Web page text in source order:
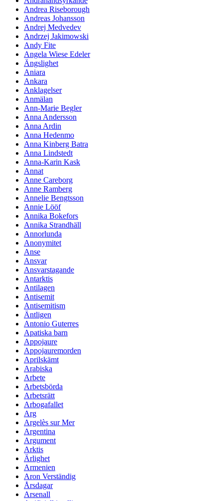
Andrea Riseborough
Andreas Johansson
Andrej Medvedev
Andrzej Jakimowski
Andy Fite
Angela Wiese Edeler
Ängslighet
Aniara
Ankara
Anklagelser
Anmälan
Ann-Marie Begler
Anna Andersson
Anna Ardin
Anna Hedenmo
Anna Kinberg Batra
Anna Lindstedt
Anna-Karin Kask
Annat
Anne Careborg
Anne Ramberg
Annelie Bengtsson
Annie Lööf
Annika Bokefors
Annika Strandhäll
Annorlunda
Anonymitet
Anse
Ansvar
Ansvarstagande
Antarktis
Antilagen
Antisemit
Antisemitism
Äntligen
Antonio Guterres
Apatiska barn
Appojaure
Appojauremorden
Aprilskämt
Arabiska
Arbete
Arbetsbörda
Arbetsrätt
Arbogafallet
Arg
Argelès sur Mer
Argentina
Argument
Arktis
Ärlighet
Armenien
Aron Verständig
Årsdagar
Arsenall